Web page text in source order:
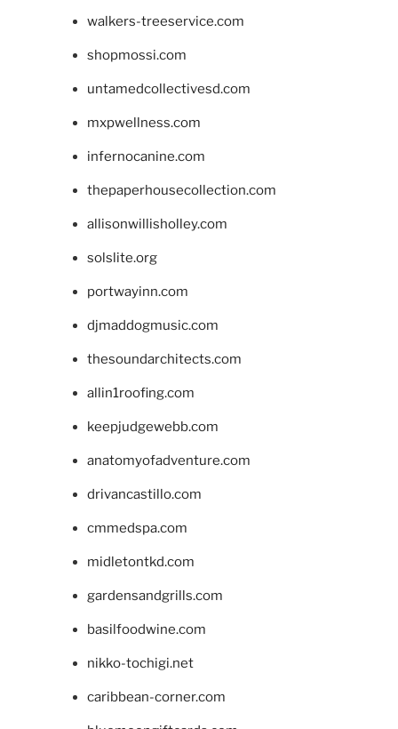
walkers-treeservice.com
shopmossi.com
untamedcollectivesd.com
mxpwellness.com
infernocanine.com
thepaperhousecollection.com
allisonwillisholley.com
solslite.org
portwayinn.com
djmaddogmusic.com
thesoundarchitects.com
allin1roofing.com
keepjudgewebb.com
anatomyofadventure.com
drivancastillo.com
cmmedspa.com
midletontkd.com
gardensandgrills.com
basilfoodwine.com
nikko-tochigi.net
caribbean-corner.com